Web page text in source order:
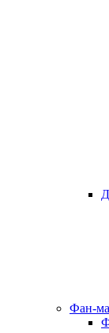
Фан-